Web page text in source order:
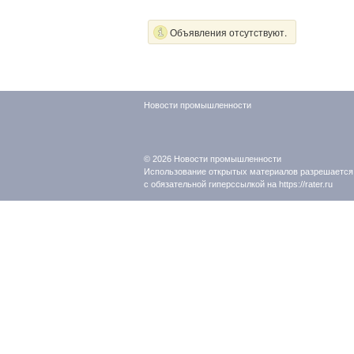
Объявления отсутствуют.
Новости промышленности
© 2026 Новости промышленности
Использование открытых материалов разрешается
с обязательной гиперссылкой на https://rater.ru